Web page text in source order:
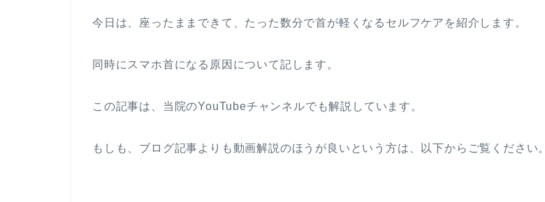
今日は、座ったままできて、たった数分で首が軽くなるセルフケアを紹介します。
同時にスマホ首になる原因について記します。
この記事は、当院のYouTubeチャンネルでも解説しています。
もしも、ブログ記事よりも動画解説のほうが良いという方は、以下からご覧ください。